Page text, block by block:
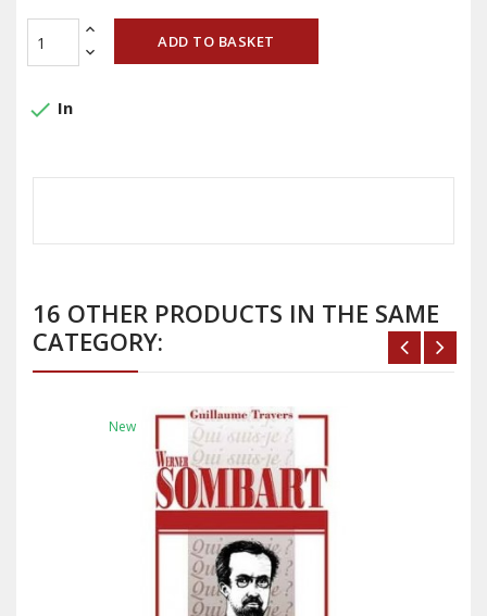
ADD TO BASKET
done In
16 OTHER PRODUCTS IN THE SAME
CATEGORY:
New